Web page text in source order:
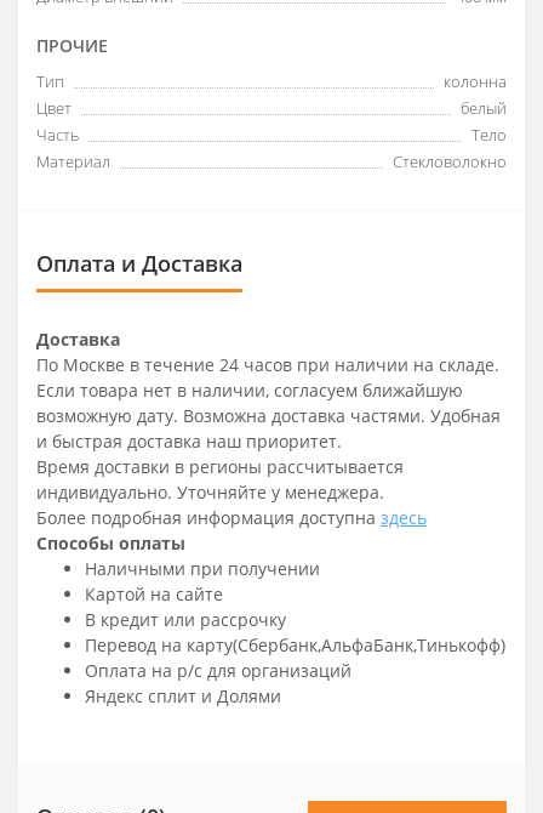
ПРОЧИЕ
Тип
колонна
Цвет
белый
Часть
Тело
Материал
Стекловолокно
Оплата и Доставка
Доставка
По Москве в течение 24 часов при наличии на складе.
Если товара нет в наличии, согласуем ближайшую
возможную дату. Возможна доставка частями. Удобная
и быстрая доставка наш приоритет.
Время доставки в регионы рассчитывается
индивидуально. Уточняйте у менеджера.
Более подробная информация доступна здесь
Способы оплаты
Наличными при получении
Картой на сайте
В кредит или рассрочку
Перевод на карту(Сбербанк,АльфаБанк,Тинькофф)
Оплата на р/c для организаций
Яндекс сплит и Долями